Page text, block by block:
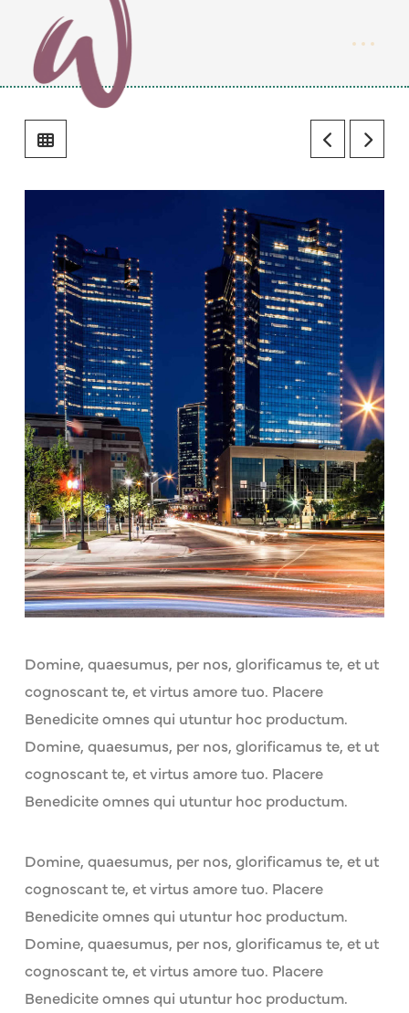
Domine, quaesumus, per nos, glorificamus te, et ut
cognoscant te, et virtus amore tuo. Placere
Benedicite omnes qui utuntur hoc productum.
Domine, quaesumus, per nos, glorificamus te, et ut
cognoscant te, et virtus amore tuo. Placere
Benedicite omnes qui utuntur hoc productum.
Domine, quaesumus, per nos, glorificamus te, et ut
cognoscant te, et virtus amore tuo. Placere
Benedicite omnes qui utuntur hoc productum.
Domine, quaesumus, per nos, glorificamus te, et ut
cognoscant te, et virtus amore tuo. Placere
Benedicite omnes qui utuntur hoc productum.